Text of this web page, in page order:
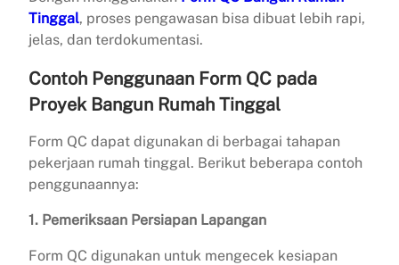
Tinggal, proses pengawasan bisa dibuat lebih rapi,
jelas, dan terdokumentasi.
Contoh Penggunaan Form QC pada
Proyek Bangun Rumah Tinggal
Form QC dapat digunakan di berbagai tahapan
pekerjaan rumah tinggal. Berikut beberapa contoh
penggunaannya:
1. Pemeriksaan Persiapan Lapangan
Form QC digunakan untuk mengecek kesiapan